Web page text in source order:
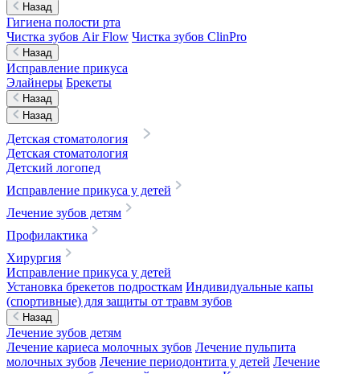
Назад
Гигиена полости рта
Чистка зубов Air Flow Чистка зубов ClinPro
Назад
Исправление прикуса
Элайнеры Брекеты
Назад
Назад
Детская стоматология
Детская стоматология
Детский логопед
Исправление прикуса у детей
Лечение зубов детям
Профилактика
Хирургия
Исправление прикуса у детей
Установка брекетов подросткам Индивидуальные капы
(спортивные) для защиты от травм зубов
Назад
Лечение зубов детям
Лечение кариеса молочных зубов Лечение пульпита
молочных зубов Лечение периодонтита у детей Лечение